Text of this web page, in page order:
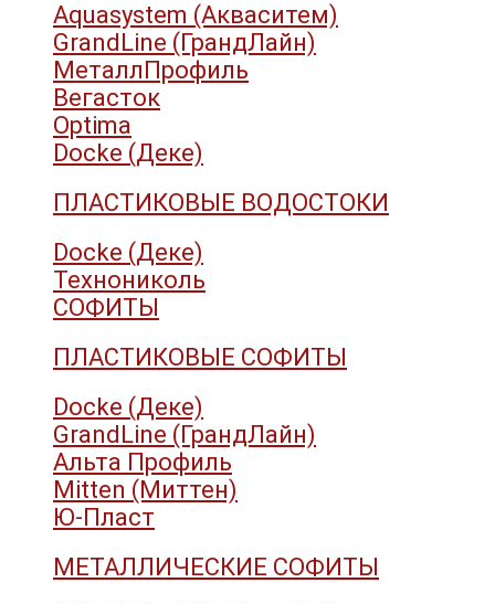
Aquasystem (Акваситем)
GrandLine (ГрандЛайн)
МеталлПрофиль
Вегасток
Optima
Docke (Деке)
ПЛАСТИКОВЫЕ ВОДОСТОКИ
Docke (Деке)
Технониколь
СОФИТЫ
ПЛАСТИКОВЫЕ СОФИТЫ
Docke (Деке)
GrandLine (ГрандЛайн)
Альта Профиль
Mitten (Миттен)
Ю-Пласт
МЕТАЛЛИЧЕСКИЕ СОФИТЫ